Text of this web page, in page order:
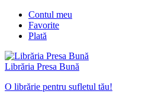
Contul meu
Favorite
Plată
Librăria Presa Bună
O librărie pentru sufletul tău!